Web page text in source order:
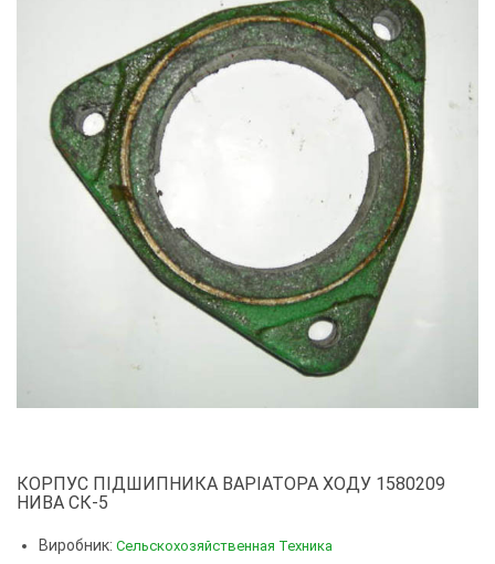
КОРПУС ПІДШИПНИКА ВАРІАТОРА ХОДУ 1580209
НИВА СК-5
Виробник: Сельскохозяйственная Техника